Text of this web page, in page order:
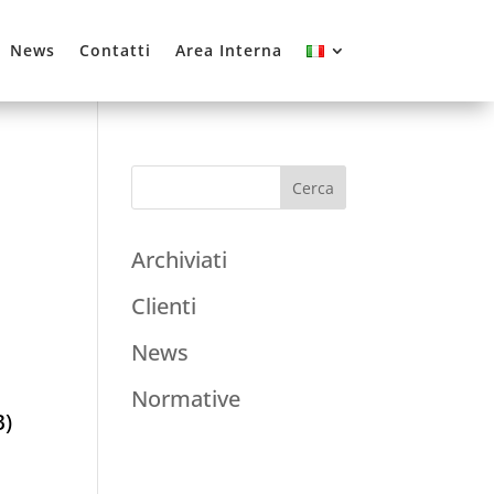
News Contatti Area Interna
Archiviati
Clienti
News
Normative